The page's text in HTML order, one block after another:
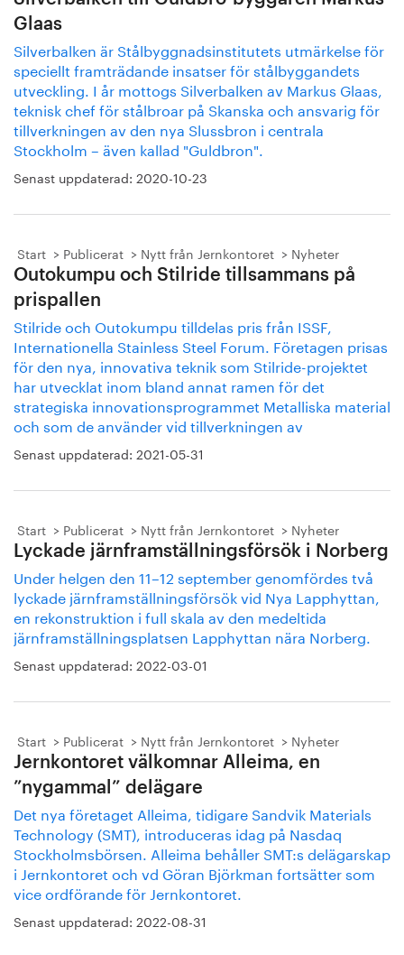
Glaas
Silverbalken är Stålbyggnadsinstitutets utmärkelse för
speciellt framträdande insatser för stålbyggandets
utveckling. I år mottogs Silverbalken av Markus Glaas,
teknisk chef för stålbroar på Skanska och ansvarig för
tillverkningen av den nya Slussbron i centrala
Stockholm – även kallad "Guldbron".
Senast uppdaterad: 2020-10-23
Start Publicerat Nytt från Jernkontoret Nyheter
Outokumpu och Stilride tillsammans på
prispallen
Stilride och Outokumpu tilldelas pris från ISSF,
Internationella Stainless Steel Forum. Företagen prisas
för den nya, innovativa teknik som Stilride-projektet
har utvecklat inom bland annat ramen för det
strategiska innovationsprogrammet Metalliska material
och som de använder vid tillverkningen av
Senast uppdaterad: 2021-05-31
Start Publicerat Nytt från Jernkontoret Nyheter
Lyckade järnframställningsförsök i Norberg
Under helgen den 11–12 september genomfördes två
lyckade järnframställningsförsök vid Nya Lapphyttan,
en rekonstruktion i full skala av den medeltida
järnframställningsplatsen Lapphyttan nära Norberg.
Senast uppdaterad: 2022-03-01
Start Publicerat Nytt från Jernkontoret Nyheter
Jernkontoret välkomnar Alleima, en
”nygammal” delägare
Det nya företaget Alleima, tidigare Sandvik Materials
Technology (SMT), introduceras idag på Nasdaq
Stockholmsbörsen. Alleima behåller SMT:s delägarskap
i Jernkontoret och vd Göran Björkman fortsätter som
vice ordförande för Jernkontoret.
Senast uppdaterad: 2022-08-31